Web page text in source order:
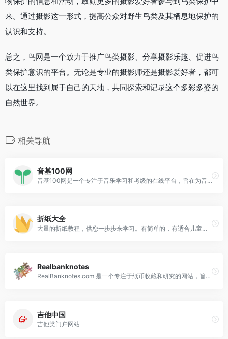
来。通过摄影这一形式，提高公众对野生鸟类及其栖息地保护的
认识和支持。
总之，鸟网是一个致力于推广鸟类摄影、分享摄影乐趣、促进鸟
类保护意识的平台。无论是专业的摄影师还是摄影爱好者，都可
以在这里找到属于自己的天地，共同探索和记录这个多彩多姿的
自然世界。
相关导航
音基100网
音基100网是一个专注于音乐学习和考级的在线平台，旨在为音乐爱好者提供全面的音乐学习资源和模拟考试服务。
折纸大全
大量的折纸教程，供您一步步来学习。有简单的，有适合儿童的，有动物的，有植物的，有节日的等各类折纸教程。
Realbanknotes
RealBanknotes.com 是一个专注于纸币收藏和研究的网站，旨在为纸币收藏者提供信息、工具和社区支持。
吉他中国
吉他类门户网站